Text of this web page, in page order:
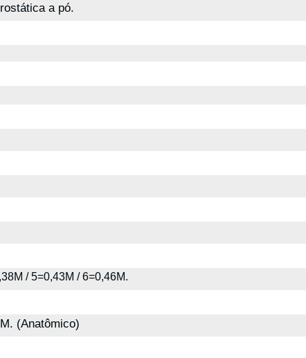
a pó.
/ 5=0,43M / 6=0,46M.
(Anatômico)